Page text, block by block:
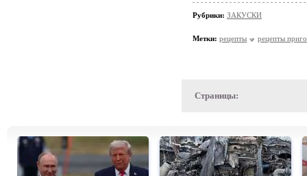
Рубрики: ЗАКУСКИ
Метки: рецепты рецепты
Страницы: